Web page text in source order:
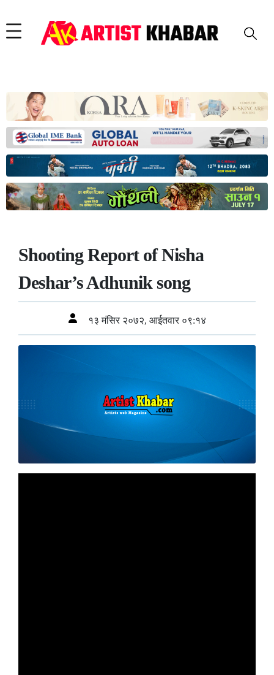
Shooting Report of Nisha
Deshar’s Adhunik song
१३ मंसिर २०७२, आईतवार ०९:१४